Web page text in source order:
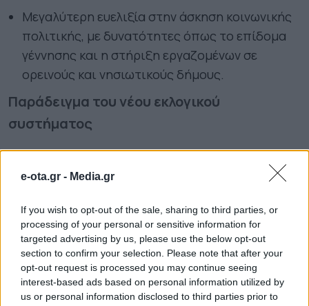
e-ota.gr - Media.gr
If you wish to opt-out of the sale, sharing to third parties, or
processing of your personal or sensitive information for
targeted advertising by us, please use the below opt-out
section to confirm your selection. Please note that after your
opt-out request is processed you may continue seeing
interest-based ads based on personal information utilized by
us or personal information disclosed to third parties prior to
Μεγαλύτερη ευελιξία στην άσκηση κοινωνικής
πολιτικής, με δυνατότητες όπως το επίδομα
γέννησης και η στήριξη εργαζομένων σε
ορεινούς και νησιωτικούς δήμους.
Παράδειγμα του νέου εκλογικού
συστήματος
Ένα από τα πλέον συζητημένα σημεία της
μεταρρύθμισης αφορά τον νέο τρόπο
εκλογής δημάρχων και περιφερειαρχών. Το
Υπουργείο Εσωτερικών προτείνει την εκλογή
σε έναν μόνο γύρο, με την εφαρμογή της
«εναλλακτικής ψήφου».